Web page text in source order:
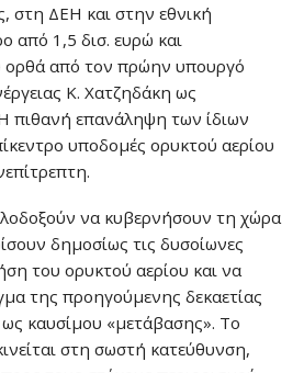
στη ΔΕΗ και στην εθνική
από 1,5 δισ. ευρώ και
ορθά από τον πρώην υπουργό
Κ. Χατζηδάκη ως
πιθανή επανάληψη των ίδιων
υποδομές ορυκτού αερίου
να κυβερνήσουν τη χώρα
δημοσίως τις δυσοίωνες
του ορυκτού αερίου και να
της προηγούμενης δεκαετίας
καυσίμου «μετάβασης». Το
στη σωστή κατεύθυνση,